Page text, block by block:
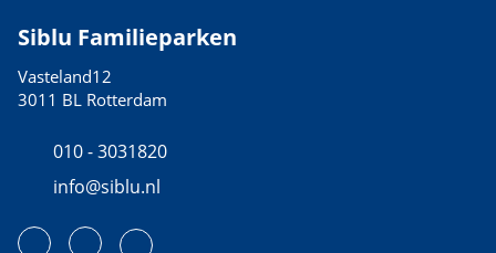
Siblu Familieparken
Vasteland12
3011 BL Rotterdam
010 - 3031820
info@siblu.nl